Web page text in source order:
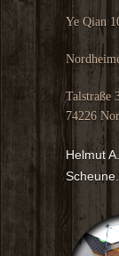
Ye Qian
Talstraße
74226
Helmut
Scheune.